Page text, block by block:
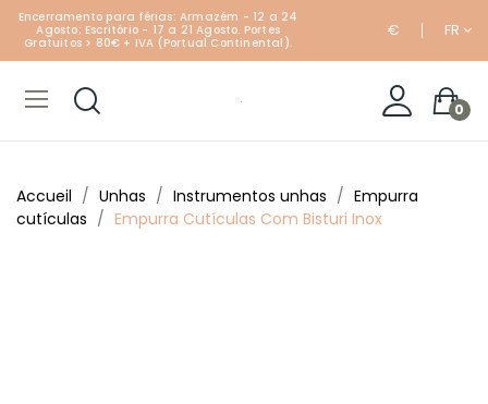
Encerramento para férias: Armazém - 12 a 24
Agosto; Escritório - 17 a 21 Agosto. Portes
Gratuitos > 80€ + IVA (Portual Continental).
€ FR
0
Accueil Unhas Instrumentos unhas
Empurra
cutículas
Empurra Cutículas Com Bisturi Inox